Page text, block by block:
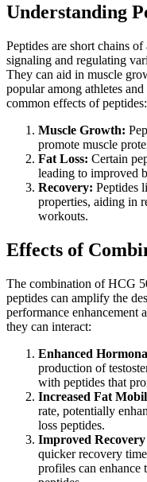
Understanding
Peptides are short chains
signaling and regulating
They can aid in muscle
popular among athletes
common effects of peptides:
Muscle Growth:
promote muscle
Fat Loss: Certain
leading to improved
Recovery: Peptides
properties, aiding in
workouts.
Effects of
The combination of HCG
peptides can amplify the
performance enhancement
they can interact:
Enhanced
production of
with peptides that
Increased Fat
rate, potentially
loss peptides.
Improved Recovery
quicker recovery
profiles can enhance